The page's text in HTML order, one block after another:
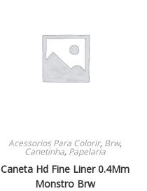
Acessorios Para Colorir, Brw,
Canetinha, Papelaria
Caneta Hd Fine Liner 0.4Mm
Monstro Brw